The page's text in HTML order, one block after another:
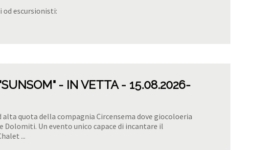
od escursionisti:
- IN VETTA 15.08.2026-
quota della compagnia Circensema dove giocoloeria
Un evento unico capace di incantare il
...